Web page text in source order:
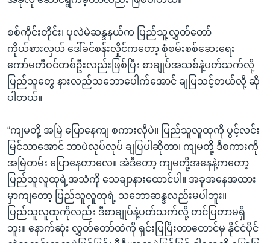
စစ်ကိုင်းတိုင်း၊ ပုလဲမဲဆန္ဒနယ်က ပြည်သူ့လွှတ်တော်
ကိုယ်စားလှယ် ဒေါ်ခင်စန်းလှိုင်ကတော့ စုံစမ်းစစ်ဆေးရေး
ကော်မတီဝင်တစ်ဦးလည်းဖြစ်ပြီး စာချုပ်အသစ်နဲ့ပတ်သက်လို့
ပြည်သူတွေ နားလည်သဘောပေါက်အောင် ချပြသင့်တယ်လို့ ဆို
ပါတယ်။
“ကျမတို့ အမြဲ ပြောနေကျ စကားလိုပဲ။ ပြည်သူလူထုကို ပွင့်လင်း
မြင်သာအောင် ဘာပဲလုပ်လုပ် ချပြပါဆိုတာ၊ ကျမတို့ ဒီစကားကို
အမြဲတမ်း ပြောနေတာလေ။ အဲဒီတော့ ကျမတို့အနေနဲ့ကတော့
ပြည်သူလူထုရဲ့အသံကို သေချာနားထောင်ပါ။ အခုအနေအထား
မှာကျတော့ ပြည်သူလူထုရဲ့ သဘောဆန္ဒလည်းမပါဘူး။
ပြည်သူလူထုကိုလည်း ဒီစာချုပ်နဲ့ပတ်သက်လို့ တင်ပြတာမရှိ
ဘူး။ နောက်ဆုံး လွှတ်တော်ထဲကို ရှင်းပြပြီးတာတောင်မှ နိုင်ငံပိုင်